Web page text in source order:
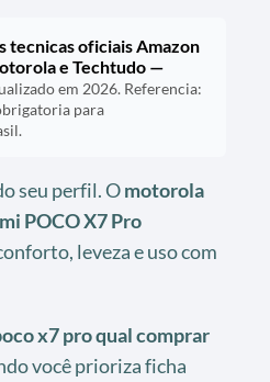
tecnicas oficiais Amazon
e Techtudo —
em 2026. Referencia:
para
seu perfil. Omotorola
POCO X7 Pro
leveza e uso com
x7 pro qual comprar
você prioriza ficha